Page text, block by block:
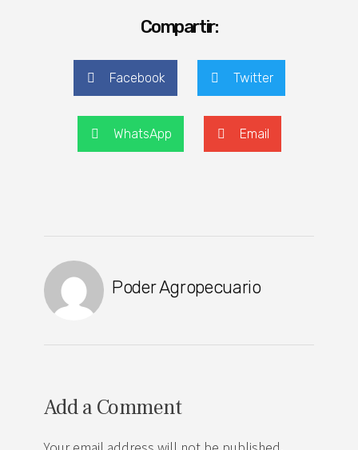
Compartir:
Facebook Twitter
WhatsApp Email
Poder Agropecuario
Add a Comment